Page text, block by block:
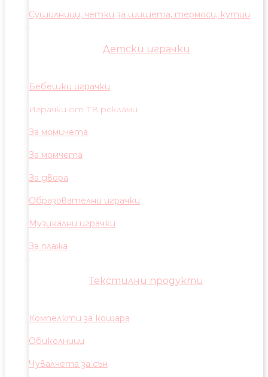
Сушилници, четки за шишета, термоси, кутии
Детски играчки
Бебешки играчки
Играчки от ТВ реклами
За момичета
За момчета
За двора
Образователни играчки
Музикални играчки
За плажа
Текстилни продукти
Компелкти за кошара
Обиколници
Чувалчета за сън